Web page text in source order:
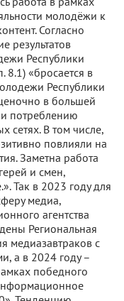
молодёжи к
Согласно
результатов
Республики
«бросается в
Республики
в большей
потреблению
сетях. В том числе,
повлияли на
Заметна работа
и смен,
Так в 2023 году для
медиа,
агентства
Региональная
медиазавтраков с
а в 2024 году –
победного